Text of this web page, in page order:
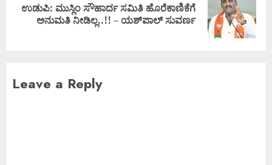
ಉಡುಪಿ: ಮುಸ್ಲಿಂ ಸೌಹಾರ್ದ ಸಮಿತಿ ಹೊರೆಕಾಣಿಕೆಗೆ
ಅನುಮತಿ ನೀಡಿಲ್ಲ..!! – ಯಶ್‌ಪಾಲ್ ಸುವರ್ಣ
Leave a Reply